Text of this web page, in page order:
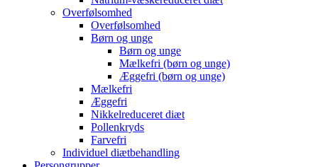
Overfølsomhed
Overfølsomhed
Børn og unge
Børn og unge
Mælkefri (børn og unge)
Æggefri (børn og unge)
Mælkefri
Æggefri
Nikkelreduceret diæt
Pollenkryds
Farvefri
Individuel diætbehandling